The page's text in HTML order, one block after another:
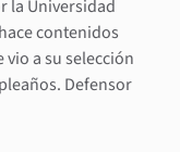
la Universidad
contenidos
vio a su selección
Defensor